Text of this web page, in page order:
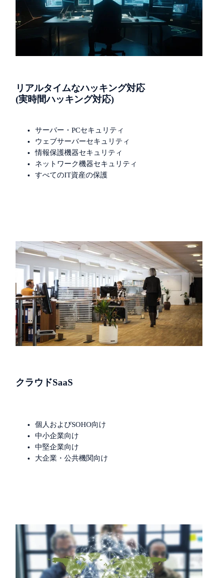
リアルタイムなハッキング対応
(実時間ハッキング対応)
サーバー・PCセキュリティ
ウェブサーバーセキュリティ
情報保護機器セキュリティ
ネットワーク機器セキュリティ
すべてのIT資産の保護
クラウドSaaS
個人およびSOHO向け
中小企業向け
中堅企業向け
大企業・公共機関向け